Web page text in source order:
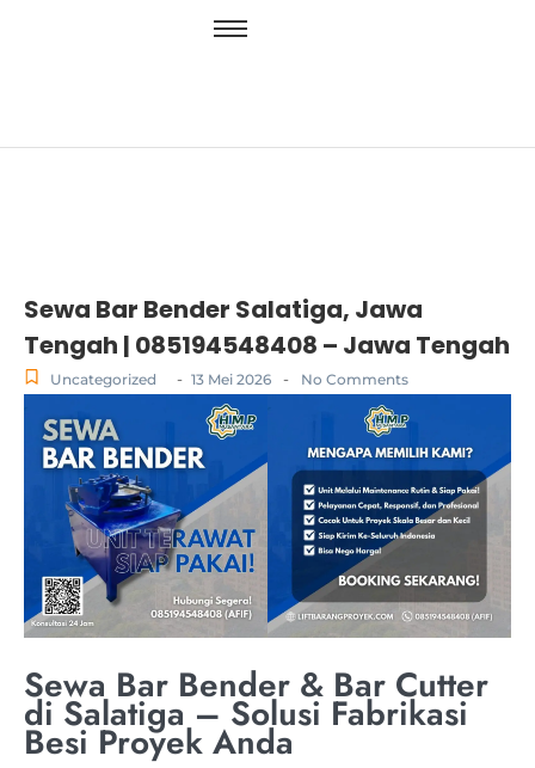
Sewa Bar Bender Salatiga, Jawa
Tengah | 085194548408 – Jawa Tengah
Uncategorized - 13 Mei 2026 - No Comments
Sewa Bar Bender & Bar Cutter
di Salatiga – Solusi Fabrikasi
Besi Proyek Anda